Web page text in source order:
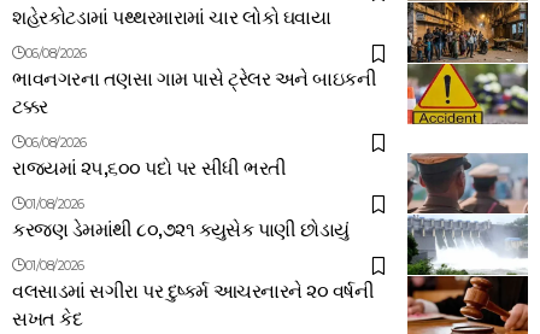
શહેરકોટડામાં પથ્થરમારામાં ચાર લોકો ઘવાયા
06/08/2026
ભાવનગરના તણસા ગામ પાસે ટ્રેલર અને બાઇકની
ટક્કર
06/08/2026
રાજ્યમાં ૨૫,૬૦૦ પદો પર સીધી ભરતી
01/08/2026
કરજણ ડેમમાંથી ૮૦,૭૨૧ ક્યુસેક પાણી છોડાયું
01/08/2026
વલસાડમાં સગીરા પર દુષ્કર્મ આચરનારને ૨૦ વર્ષની
સખત કેદ